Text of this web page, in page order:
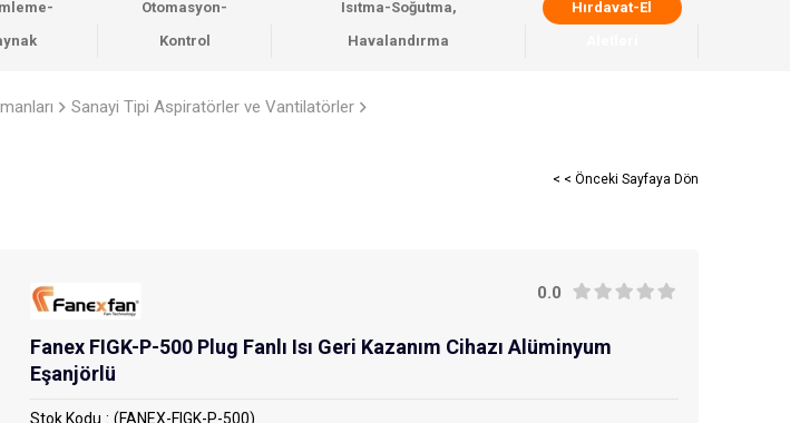
Otomasyon-
Kontrol
Isıtma-Soğutma,
Havalandırma
Hırdavat-El
Sanayi Tipi Aspiratörler ve Vantilatörler
< < Önceki Sayfaya Dön
0.0
Fanex FIGK-P-500 Plug Fanlı Isı Geri Kazanım Cihazı Alüminyum
Eşanjörlü
Stok Kodu (FANEX-FIGK-P-500)